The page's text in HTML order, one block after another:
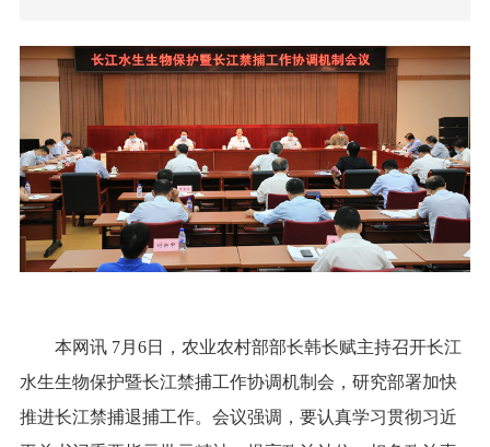
本网讯 7月 6日，农业农村部部长韩长赋主持召开长江
水生生物保护暨长江禁捕工作协调机制会，研究部署加快
推进长江禁捕退捕工作。会议强调，要认真学习贯彻习近